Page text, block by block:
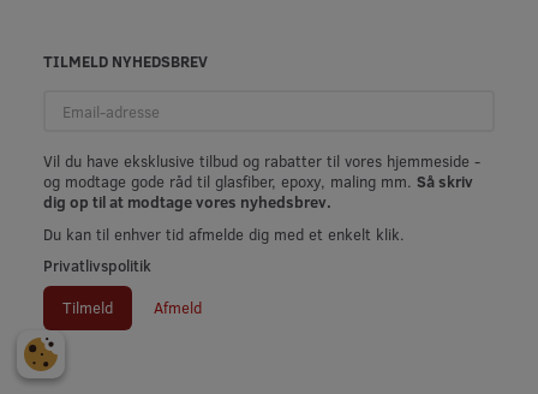
TILMELD NYHEDSBREV
adresse
Vil du have eksklusive tilbud og rabatter til vores hjemmeside -
og modtage gode råd til glasfiber, epoxy, maling mm. Så skriv
dig op til at modtage vores nyhedsbrev.
Du kan til enhver tid afmelde dig med et enkelt klik.
Privatlivspolitik
Tilmeld Afmeld